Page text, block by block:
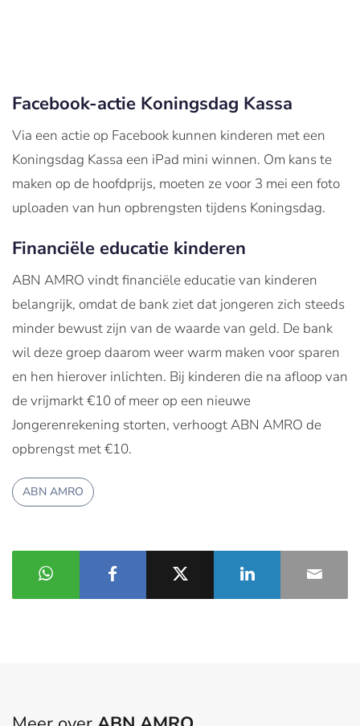
Facebook-actie Koningsdag Kassa
Via een actie op Facebook kunnen kinderen met een
Koningsdag Kassa een iPad mini winnen. Om kans te
maken op de hoofdprijs, moeten ze voor 3 mei een foto
uploaden van hun opbrengsten tijdens Koningsdag.
Financiële educatie kinderen
ABN AMRO vindt financiële educatie van kinderen
belangrijk, omdat de bank ziet dat jongeren zich steeds
minder bewust zijn van de waarde van geld. De bank
wil deze groep daarom weer warm maken voor sparen
en hen hierover inlichten. Bij kinderen die na afloop van
de vrijmarkt €10 of meer op een nieuwe
Jongerenrekening storten, verhoogt ABN AMRO de
opbrengst met €10.
ABN AMRO